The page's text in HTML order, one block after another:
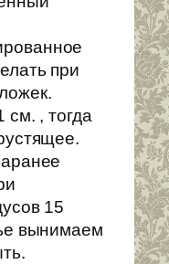
при
, тогда
15
вынимаем